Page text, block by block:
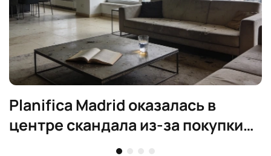
Planifica Madrid оказалась в
центре скандала из-за покупки
элитного жилья